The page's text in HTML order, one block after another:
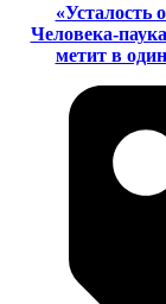
«Усталость
Человека-
метит в